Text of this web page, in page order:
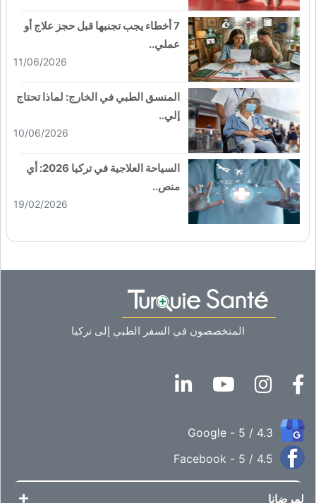
7 أخطاء يجب تجنبها قبل حجز علاج أو
عملي..
11/06/2026
المنسق الطبي في الخارج: لماذا تحتاج
إلي..
10/06/2026
السياحة العلاجية في تركيا 2026: أي
منص..
19/02/2026
المتخصصون في السفر الطبي إلى تركيا
4.3 / 5 - Google
4.5 / 5 - Facebook
لمرضانا